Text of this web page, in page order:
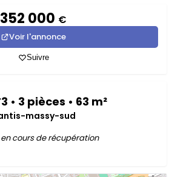
352 000 €
Voir l'annonce
Suivre
3 pièces • 63 m²
massy-sud
cours de récupération